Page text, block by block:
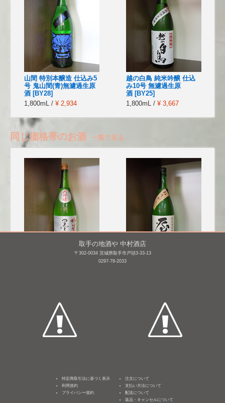
山間 特別本醸造 仕込み5
号 鬼山間(青)無濾過生原
酒 [BY28]
1,800mL / ¥ 2,934
越の白鳥 純米吟醸 仕込
み10号 無濾過生原
酒 [BY25]
1,800mL / ¥ 3,667
同じ価格帯のお酒 一覧で見る
屋守 純米 無調整 生 おり
取手の地酒や 中村酒店
〒302-0034 茨城県取手市戸頭3-33-13
0297-78-2033
特定商取引法に基づく表示
利用規約
プライバシー規約
注文について
支払い方法について
配送について
返品・キャンセルについて